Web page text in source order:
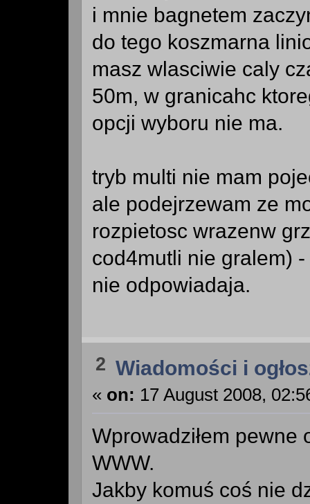
i mnie bagnetem
do tego koszmarna
masz wlasciwie caly
50m, w granicahc
opcji wyboru nie ma.
tryb multi nie mam
ale podejrzewam ze
rozpietosc wrazenw
cod4mutli nie gralem)
nie odpowiadaja.
2 Wiadomości i
« on: 17 August 2008,
Wprowadziłem
WWW.
Jakby komuś coś nie